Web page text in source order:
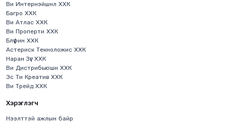
Ви Интернэйшнл ХХК
Багро ХХК
Ви Атлас ХХК
Ви Проперти ХХК
Блүфин ХХК
Астериск Текноложис ХХК
Наран Зүг ХХК
Ви Дистрибьюшн ХХК
Эс Ти Креатив ХХК
Ви Трейд ХХК
Хэрэглэгч
Нээлттэй ажлын байр